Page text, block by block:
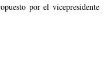
por el vicepresidente